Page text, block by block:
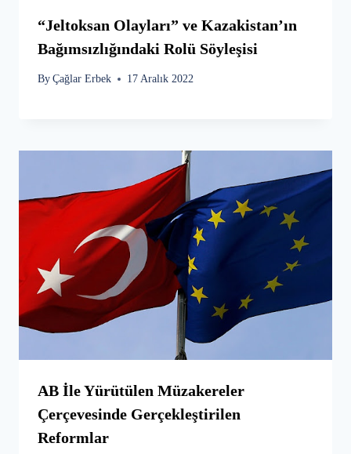
“Jeltoksan Olayları” ve Kazakistan’ın
Bağımsızlığındaki Rolü Söyleşisi
By Çağlar Erbek 17 Aralık 2022
AB İle Yürütülen Müzakereler
Çerçevesinde Gerçekleştirilen
Reformlar